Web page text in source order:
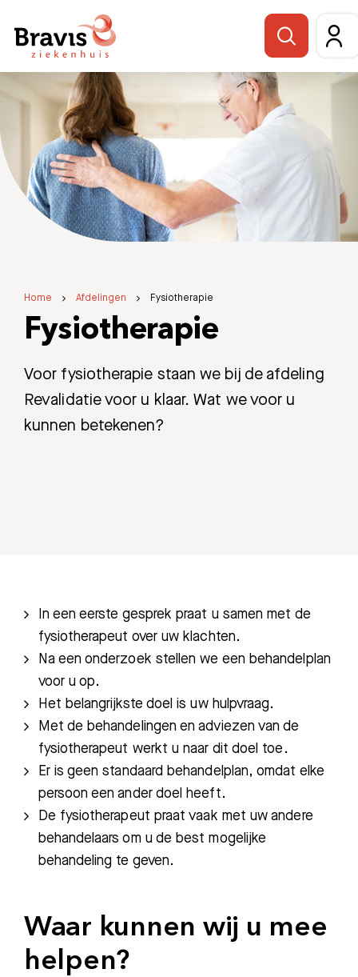
Home Afdelingen Fysiotherapie
Fysiotherapie
Voor fysiotherapie staan we bij de afdeling
Revalidatie voor u klaar. Wat we voor u
kunnen betekenen?
In een eerste gesprek praat u samen met de
fysiotherapeut over uw klachten.
Na een onderzoek stellen we een behandelplan
voor u op.
Het belangrijkste doel is uw hulpvraag.
Met de behandelingen en adviezen van de
fysiotherapeut werkt u naar dit doel toe.
Er is geen standaard behandelplan, omdat elke
persoon een ander doel heeft.
De fysiotherapeut praat vaak met uw andere
behandelaars om u de best mogelijke
behandeling te geven.
Waar kunnen wij u mee
helpen?